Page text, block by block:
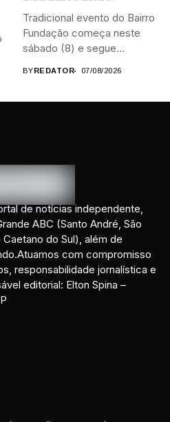
Tradicional evento do Bairro
Fundação começa neste
sábado (8) e segue
BYREDATOR 07/08/2026
de notícias independente,
ABC (Santo André, São
do Sul), além de
com compromisso
responsabilidade jornalística e
editorial: Elton Spina –